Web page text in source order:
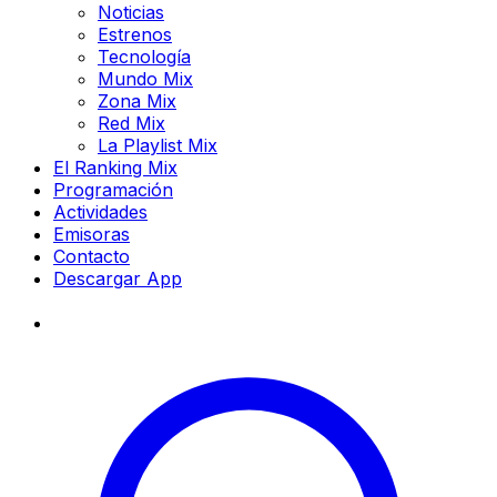
Noticias
Estrenos
Tecnología
Mundo Mix
Zona Mix
Red Mix
La Playlist Mix
El Ranking Mix
Programación
Actividades
Emisoras
Contacto
Descargar App